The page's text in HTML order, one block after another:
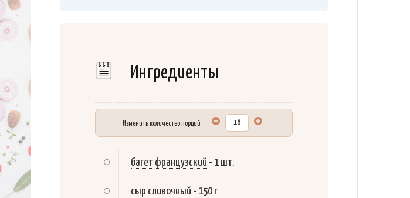
Ингредиенты
Изменить количество порций
багет французский - 1 шт.
сыр сливочный - 150 г